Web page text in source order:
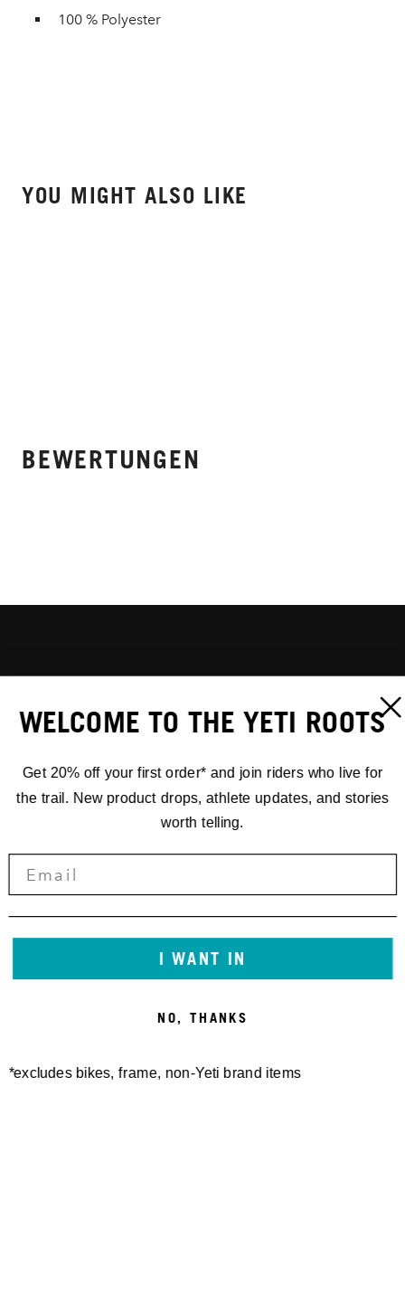
100 % Polyester
YOU MIGHT ALSO LIKE
BEWERTUNGEN
WELCOME TO THE YETI ROOTS
Get 20% off your first order* and join riders who live for
the trail. New product drops, athlete updates, and stories
worth telling.
I WANT IN
NO, THANKS
*excludes bikes, frame, non-Yeti brand items